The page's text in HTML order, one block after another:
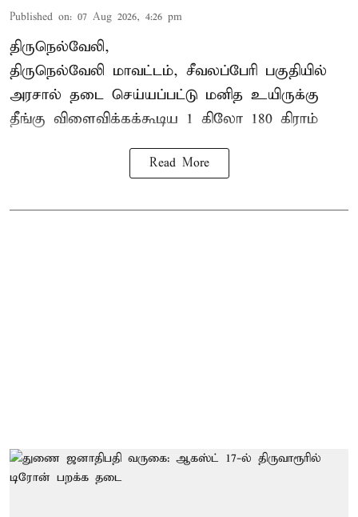
Published on: 07 Aug 2026, 4:26 pm
திருநெல்வேலி,
திருநெல்வேலி மாவட்டம், சீவலப்பேரி பகுதியில்
அரசால் தடை செய்யப்பட்டு மனித உயிருக்கு
தீங்கு விளைவிக்கக்கூடிய 1 கிலோ 180 கிராம்
Read More